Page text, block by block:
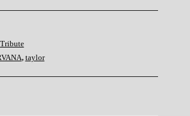
Tribute
, taylor